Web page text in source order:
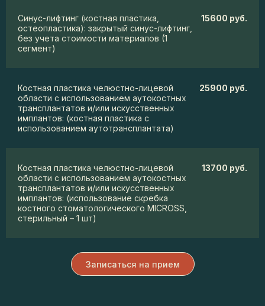
Синус-лифтинг (костная пластика,
остеопластика): закрытый синус-лифтинг,
без учета стоимости материалов (1
сегмент)
15600 руб.
Костная пластика челюстно-лицевой
области с использованием аутокостных
трансплантатов и/или искусственных
имплантов: (костная пластика с
использованием аутотрансплантата)
25900 руб.
Костная пластика челюстно-лицевой
области с использованием аутокостных
трансплантатов и/или искусственных
имплантов: (использование скребка
костного стоматологического MICROSS,
стерильный – 1 шт)
13700 руб.
Записаться на прием